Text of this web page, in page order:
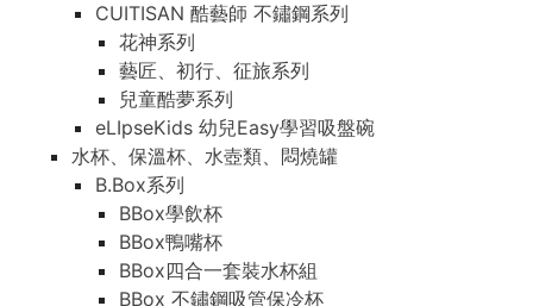
CUITISAN 酷藝師 不鏽鋼系列
花神系列
藝匠、初行、征旅系列
兒童酷夢系列
eLIpseKids 幼兒Easy學習吸盤碗
水杯、保溫杯、水壺類、悶燒罐
B.Box系列
BBox學飲杯
BBox鴨嘴杯
BBox四合一套裝水杯組
BBox 不鏽鋼吸管保冷杯